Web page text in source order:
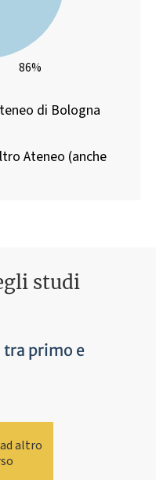
86%
di Bologna
Ateneo (anche
studi
tra primo e
altro